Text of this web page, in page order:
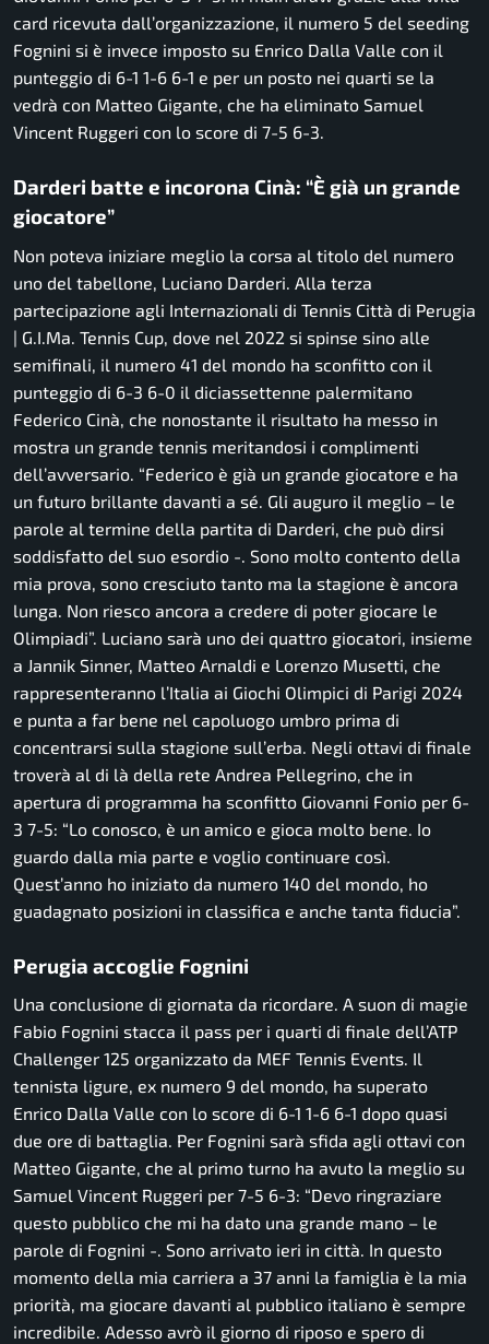
card ricevuta dall’organizzazione, il numero 5 del seeding
Fognini si è invece imposto su Enrico Dalla Valle con il
punteggio di 6-1 1-6 6-1 e per un posto nei quarti se la
vedrà con Matteo Gigante, che ha eliminato Samuel
Vincent Ruggeri con lo score di 7-5 6-3.
Darderi batte e incorona Cinà: “È già un grande
giocatore”
Non poteva iniziare meglio la corsa al titolo del numero
uno del tabellone, Luciano Darderi. Alla terza
partecipazione agli Internazionali di Tennis Città di Perugia
| G.I.Ma. Tennis Cup, dove nel 2022 si spinse sino alle
semifinali, il numero 41 del mondo ha sconfitto con il
punteggio di 6-3 6-0 il diciassettenne palermitano
Federico Cinà, che nonostante il risultato ha messo in
mostra un grande tennis meritandosi i complimenti
dell’avversario. “Federico è già un grande giocatore e ha
un futuro brillante davanti a sé. Gli auguro il meglio – le
parole al termine della partita di Darderi, che può dirsi
soddisfatto del suo esordio -. Sono molto contento della
mia prova, sono cresciuto tanto ma la stagione è ancora
lunga. Non riesco ancora a credere di poter giocare le
Olimpiadi”. Luciano sarà uno dei quattro giocatori, insieme
a Jannik Sinner, Matteo Arnaldi e Lorenzo Musetti, che
rappresenteranno l’Italia ai Giochi Olimpici di Parigi 2024
e punta a far bene nel capoluogo umbro prima di
concentrarsi sulla stagione sull’erba. Negli ottavi di finale
troverà al di là della rete Andrea Pellegrino, che in
apertura di programma ha sconfitto Giovanni Fonio per 6-
3 7-5: “Lo conosco, è un amico e gioca molto bene. Io
guardo dalla mia parte e voglio continuare così.
Quest’anno ho iniziato da numero 140 del mondo, ho
guadagnato posizioni in classifica e anche tanta fiducia”.
Perugia accoglie Fognini
Una conclusione di giornata da ricordare. A suon di magie
Fabio Fognini stacca il pass per i quarti di finale dell’ATP
Challenger 125 organizzato da MEF Tennis Events. Il
tennista ligure, ex numero 9 del mondo, ha superato
Enrico Dalla Valle con lo score di 6-1 1-6 6-1 dopo quasi
due ore di battaglia. Per Fognini sarà sfida agli ottavi con
Matteo Gigante, che al primo turno ha avuto la meglio su
Samuel Vincent Ruggeri per 7-5 6-3: “Devo ringraziare
questo pubblico che mi ha dato una grande mano – le
parole di Fognini -. Sono arrivato ieri in città. In questo
momento della mia carriera a 37 anni la famiglia è la mia
priorità, ma giocare davanti al pubblico italiano è sempre
incredibile. Adesso avrò il giorno di riposo e spero di